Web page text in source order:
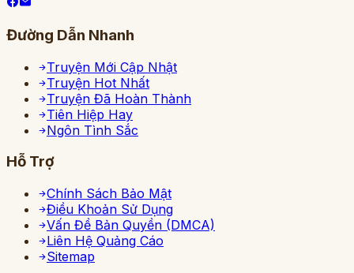
Đường Dẫn Nhanh
Truyện Mới Cập Nhật
Truyện Hot Nhất
Truyện Đã Hoàn Thành
Tiên Hiệp Hay
Ngôn Tình Sắc
Hỗ Trợ
Chính Sách Bảo Mật
Điều Khoản Sử Dụng
Vấn Đề Bản Quyền (DMCA)
Liên Hệ Quảng Cáo
Sitemap